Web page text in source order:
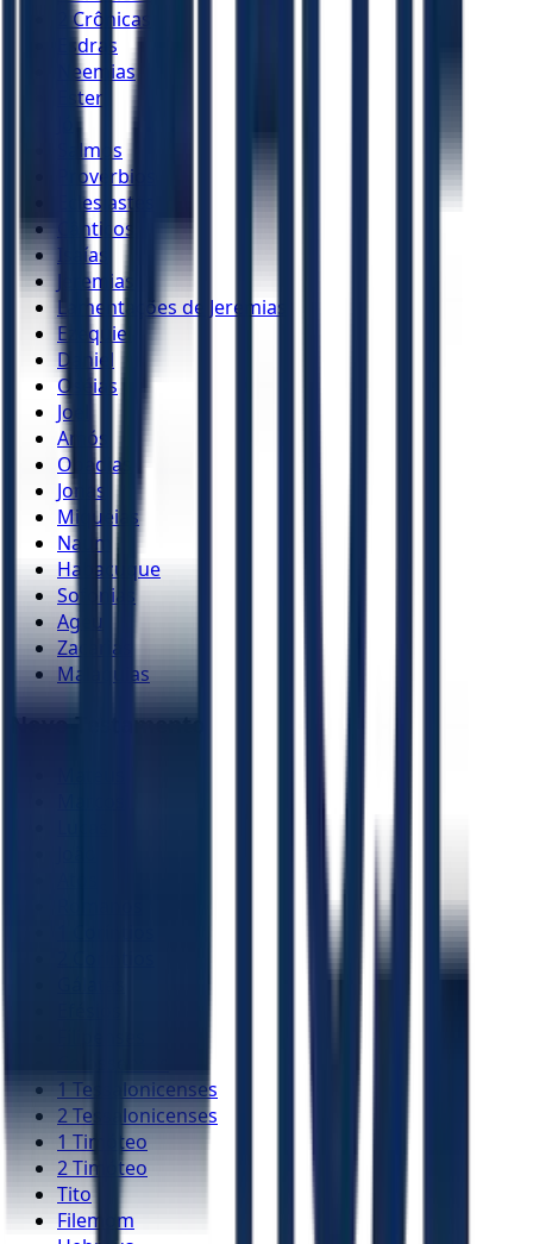
2 Crônicas
Esdras
Neemias
Ester
Salmos
Provérbios
Eclesiastes
Cânticos
Isaías
Jeremias
Lamentações de Jeremias
Ezequiel
Daniel
Oséias
Joel
Amós
Obadias
Jonas
Miquéias
Naum
Habacuque
Sofonias
Ageu
Zacarias
Malaquias
1 Tessalonicenses
2 Tessalonicenses
1 Timóteo
2 Timóteo
Tito
Filemom